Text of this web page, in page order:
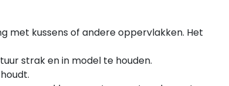
met kussens of andere oppervlakken. Het
strak en in model te houden.